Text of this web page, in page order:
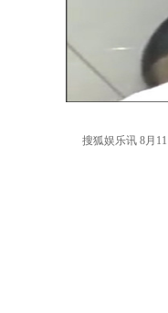
搜狐娱乐讯 8月